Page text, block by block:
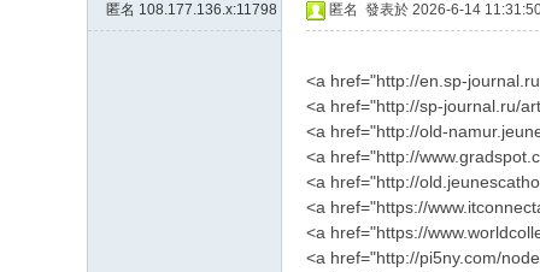
匿名 108.177.136.x:11798 匿名 發表於 2026-6-14
<a href="http://en.sp-
<a href="http://sp-journal.ru/
<a href="http://old-
<a href="http://
<a href="http://
<a href="https://
<a href="https://
<a href="http://pi5ny.com/